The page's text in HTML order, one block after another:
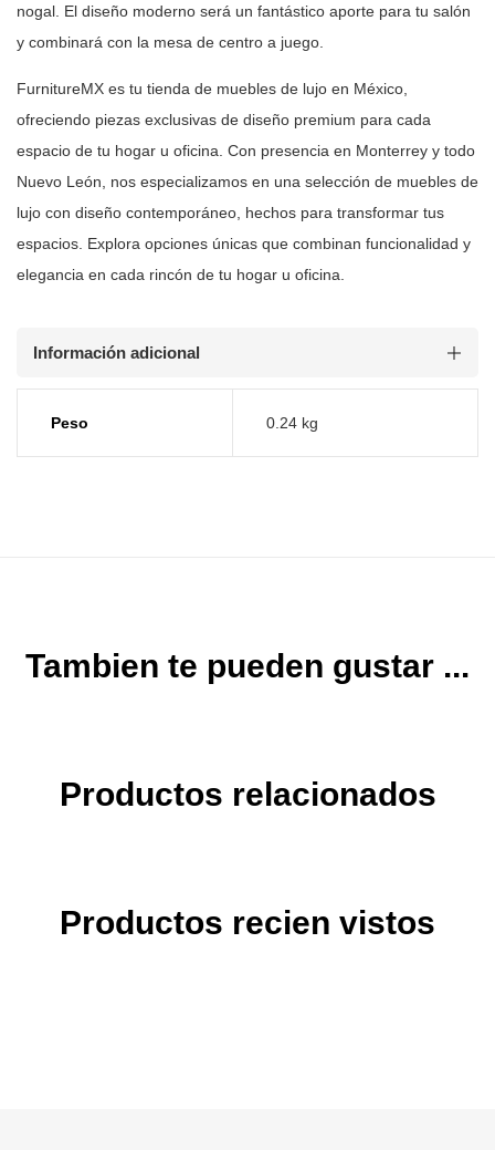
nogal. El diseño moderno será un fantástico aporte para tu salón
y combinará con la mesa de centro a juego.
FurnitureMX es tu tienda de muebles de lujo en México,
ofreciendo piezas exclusivas de diseño premium para cada
espacio de tu hogar u oficina. Con presencia en Monterrey y todo
Nuevo León, nos especializamos en una selección de muebles de
lujo con diseño contemporáneo, hechos para transformar tus
espacios. Explora opciones únicas que combinan funcionalidad y
elegancia en cada rincón de tu hogar u oficina.
Información adicional
Peso 0.24 kg
Tambien te pueden gustar ...
Productos relacionados
Productos recien vistos